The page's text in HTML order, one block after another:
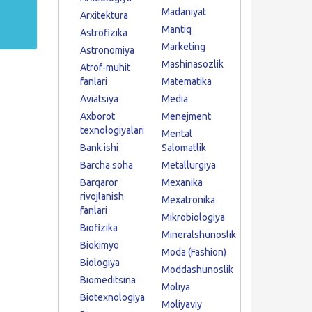
Arxitektura
Astrofizika
Astronomiya
Atrof-muhit
fanlari
Aviatsiya
Axborot
texnologiyalari
Bank ishi
Barcha soha
Barqaror
rivojlanish
fanlari
Biofizika
Biokimyo
Biologiya
Biomeditsina
Biotexnologiya
Madaniyat
Mantiq
Marketing
Mashinasozlik
Matematika
Media
Menejment
Mental
Salomatlik
Metallurgiya
Mexanika
Mexatronika
Mikrobiologiya
Mineralshunoslik
Moda (Fashion)
Moddashunoslik
Moliya
Moliyaviy